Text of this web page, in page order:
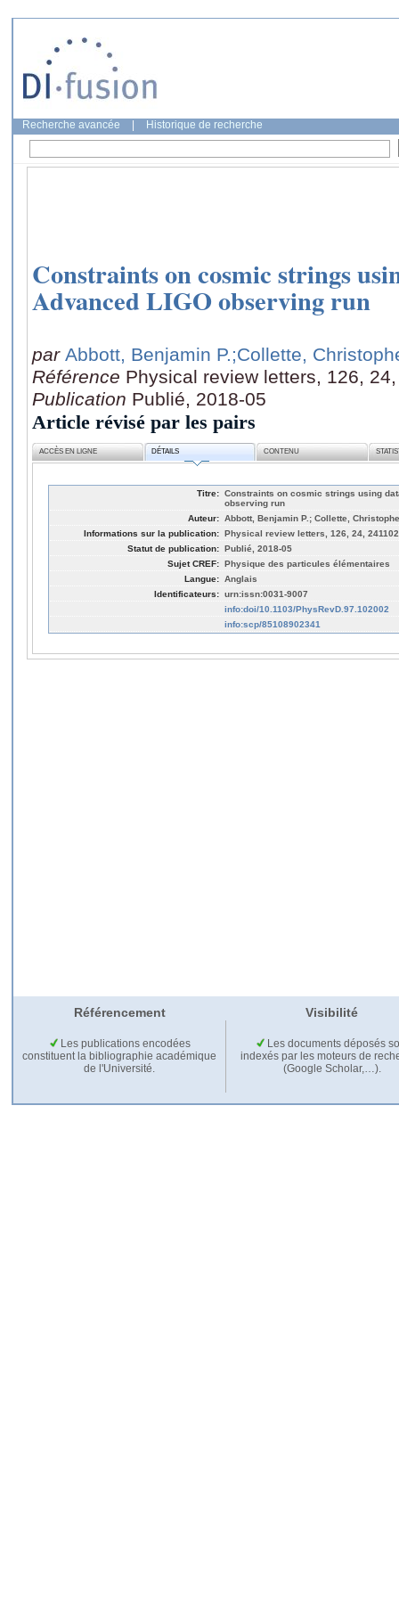
Recherche avancée Historique de recherche
Constraints on cosmic strings
Advanced LIGO observing run
par Abbott, Benjamin P.;Collette,
Référence Physical review letters, 126,
Publication Publié, 2018-05
Article révisé par les pairs
ACCÈS EN LIGNE DÉTAILS CONTENU
Titre: Constraints on cosmic strings using
observing run
Auteur: Abbott, Benjamin P.; Collette,
Informations sur la publication: Physical review letters, 126, 24, 241102
Statut de publication: Publié, 2018-05
Sujet CREF: Physique des particules élémentaires
Langue: Anglais
Identificateurs: urn:issn:0031-9007
info:doi/10.1103/PhysRevD.97.102002
info:scp/85108902341
Référencement Visibilité
Les publications encodées
constituent la bibliographie académique
de l'Université.
Les documents déposés
indexés par les moteurs de
(Google Scholar,…).